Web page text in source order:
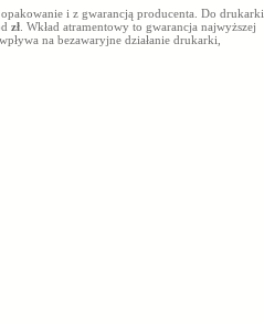
i z gwarancją producenta. Do drukarki
zł . Wkład atramentowy to gwarancja najwyższej
wpływa na bezawaryjne działanie drukarki,